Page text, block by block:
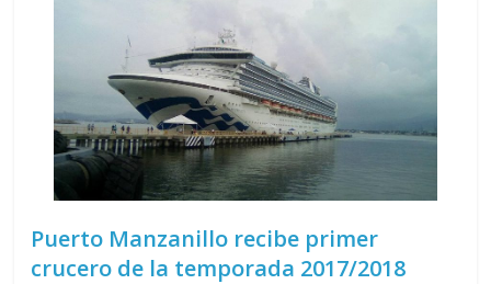
Puerto Manzanillo recibe primer
crucero de la temporada 2017/2018